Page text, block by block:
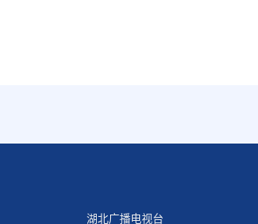
湖北广播电视台